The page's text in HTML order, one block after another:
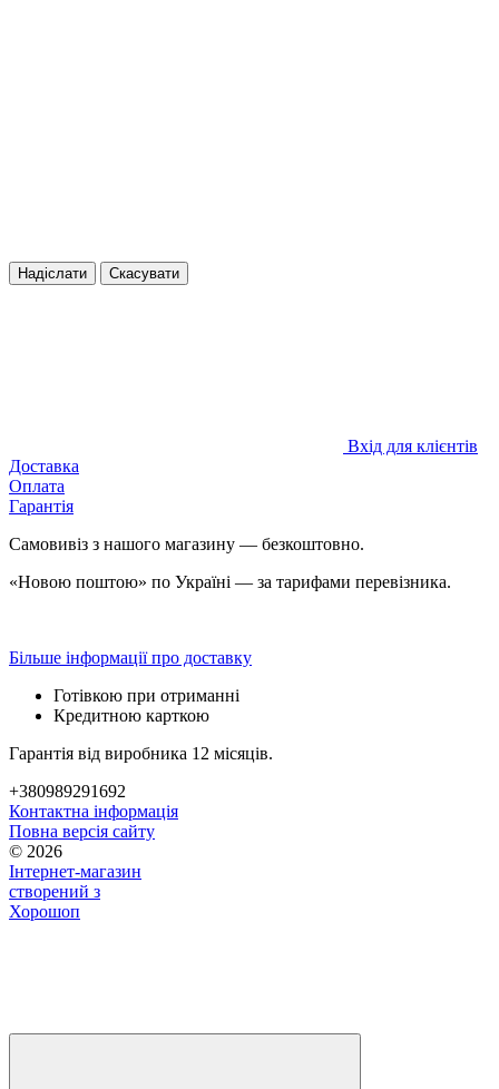
Надіслати Скасувати
Вхід для клієнтів
Доставка
Оплата
Гарантія
Самовивіз з нашого магазину — безкоштовно.
«Новою поштою» по Україні — за тарифами перевізника.
Більше інформації про доставку
Готівкою при отриманні
Кредитною карткою
Гарантія від виробника 12 місяців.
+380989291692
Контактна інформація
Повна версія сайту
© 2026
Інтернет-магазин
створений з
Хорошоп